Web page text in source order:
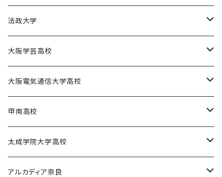
天理大学男子バレーボール部
天理大学女子ハンドボール部
同志社大学体育会サッカー部
浜松学院大学男子バスケットボール部
法政大学
法政大学バスケットボール部
大阪学芸高校
大阪学芸高校バスケットボール部
大阪電気通信大学高校
電通高硬式野球部
電通高男子バスケットボール部
甲南高校
甲南高校男子バスケットボール部
甲南高校野球部
太成学院大学高校
太成学院高校男子バスケットボール部
アルカディア奈良